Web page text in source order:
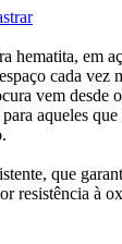
hematita, em
cada vez
vem desde
aqueles
que
resistência à